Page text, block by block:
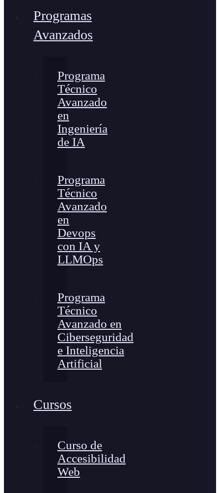
Programas
Avanzados
Programa
Técnico
Avanzado
en
Ingeniería
de IA
Programa
Técnico
Avanzado
en
Devops
con IA y
LLMOps
Programa
Técnico
Avanzado en
Ciberseguridad
e Inteligencia
Artificial
Cursos
Curso de
Accesibilidad
Web